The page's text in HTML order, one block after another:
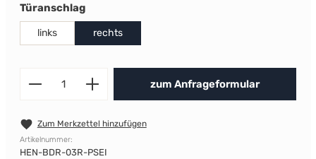
Türanschlagauswählen
links rechts
Produkt Anzahl: Gib den
zum Anfrageformular
Zum Merkzettel hinzufügen
Artikelnummer:
HEN-BDR-03R-PSEI